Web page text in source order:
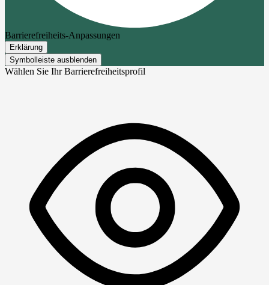
Barrierefreiheits-Anpassungen
Erklärung
Symbolleiste ausblenden
Wählen Sie Ihr Barrierefreiheitsprofil